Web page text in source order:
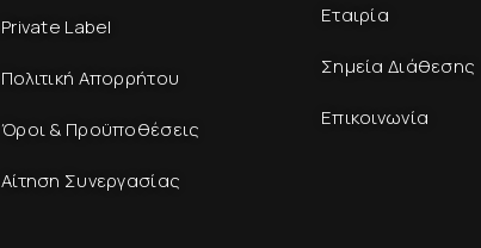
Private Label
Πολιτική Απορρήτου
Όροι & Προϋποθέσεις
Αίτηση Συνεργασίας
Εταιρία
Σημεία Διάθεσης
Επικοινωνία